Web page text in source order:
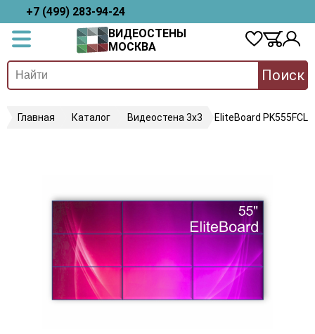
+7 (499) 283-94-24
ВИДЕОСТЕНЫ
МОСКВА
Поиск
Главная Каталог Видеостена 3х3 EliteBoard PK555FCLN